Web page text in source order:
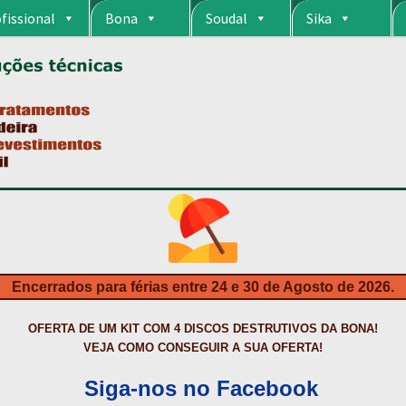
Bona Soudal Sika
CARRINHO CART
DA BONA?
HIDROFUGANTES
PRODUTOS ECOLÓGICOS CERTIFICADOS
DE BETÃO COM FERRO À VISTA REVESTIMENTO DE TANQUES E
TERMOS E CONDIÇÕESTINTA PROTEÇÃOTINTASTRATAMENTO
Encerrados para férias entre 24 e 30 de Agosto de 2026.
OFERTA DE UM KIT COM 4 DISCOS DESTRUTIVOS DA BONA!
VEJA COMO CONSEGUIR A SUA OFERTA!
Siga-nos no Facebook